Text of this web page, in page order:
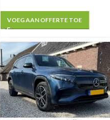
VOEG AAN OFFERTE TOE